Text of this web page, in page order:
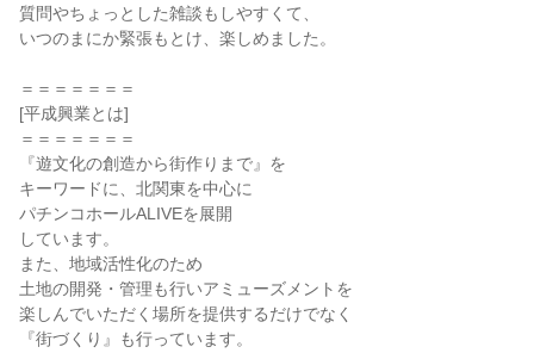
質問やちょっとした雑談もしやすくて、
いつのまにか緊張もとけ、楽しめました。
＝＝＝＝＝＝＝
[平成興業とは]
＝＝＝＝＝＝＝
『遊文化の創造から街作りまで』を
キーワードに、北関東を中心に
パチンコホールALIVEを展開
しています。
また、地域活性化のため
土地の開発・管理も行いアミューズメントを
楽しんでいただく場所を提供するだけでなく
『街づくり』も行っています。